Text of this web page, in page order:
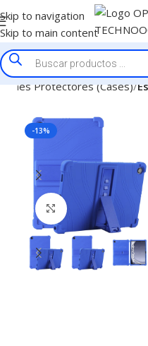
Skip to navigation
Skip to main content
Protectores (Cases)
-13%
Click to enlarge